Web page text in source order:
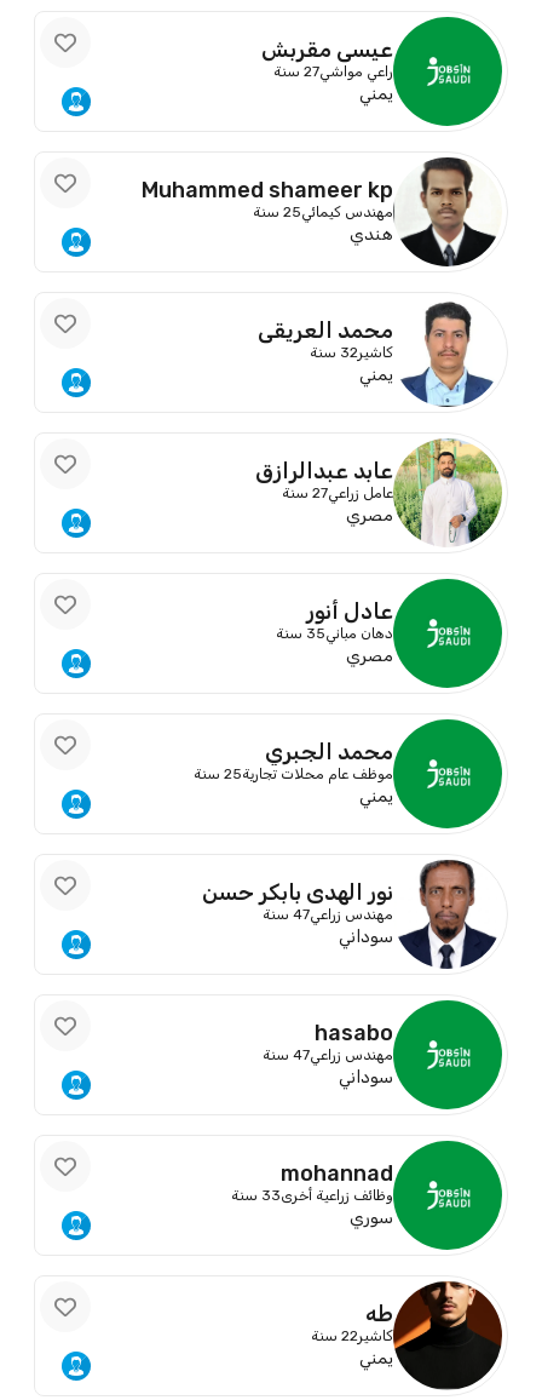
عيسى مقربش
راعي مواشي27 سنة
يمني
Muhammed shameer kp
مهندس كيمائي25 سنة
هندي
محمد العريقي
كاشير32 سنة
يمني
عابد عبدالرازق
عامل زراعي27 سنة
مصري
عادل أنور
دهان مباني35 سنة
مصري
محمد الجبري
موظف عام محلات تجارية25 سنة
يمني
نور الهدى بابكر حسن
مهندس زراعي47 سنة
سوداني
hasabo
مهندس زراعي47 سنة
سوداني
mohannad
وظائف زراعية أخرى33 سنة
سوري
طه
كاشير22 سنة
يمني